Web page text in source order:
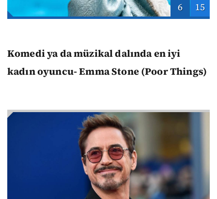
6 15
Komedi ya da müzikal dalında en iyi
kadın oyuncu- Emma Stone (Poor Things)